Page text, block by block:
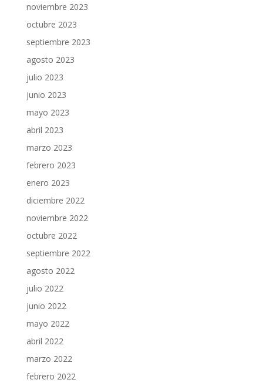
noviembre 2023
octubre 2023
septiembre 2023
agosto 2023
julio 2023
junio 2023
mayo 2023
abril 2023
marzo 2023
febrero 2023
enero 2023
diciembre 2022
noviembre 2022
octubre 2022
septiembre 2022
agosto 2022
julio 2022
junio 2022
mayo 2022
abril 2022
marzo 2022
febrero 2022